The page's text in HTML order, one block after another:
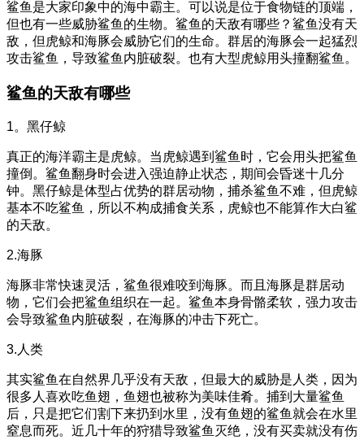
鲨鱼是大家印象中的海中霸主。可以说是位于食物链的顶端，
但也有一些威胁鲨鱼的生物。鲨鱼的天敌有哪些？鲨鱼没有天
敌，但虎鲸和海豚会威胁它们的生命。群居的海豚会一起猛烈
攻击鲨鱼，导致鲨鱼内脏破裂。也有大型虎鲸用头撞翻鲨鱼。
鲨鱼的天敌有哪些
1。黑仔鲸
真正的海洋霸主是虎鲸。当虎鲸遇到鲨鱼时，它会用头把鲨鱼
撞倒。鲨鱼翻身时会进入强迫静止状态，期间会昏迷十几分
钟。黑仔鲸是体型占优势的群居动物，捕杀鲨鱼不难，但虎鲸
基本不吃鲨鱼，所以不构成捕食关系，虎鲸也不能算作大白鲨
的天敌。
2.海豚
海豚非常快速灵活，鲨鱼很难咬到海豚。而且海豚是群居动
物，它们会把鲨鱼组织在一起。鲨鱼本身骨骼柔软，强力攻击
会导致鲨鱼内脏破裂，在海豚的冲击下死亡。
3.人类
其实鲨鱼在自然界几乎没有天敌，但最大的威胁是人类，因为
很多人喜欢吃鱼翅，鱼翅也被称为美味佳肴。捕到大量鲨鱼
后，只是把它们割下来扔到水里，没有鱼翅的鲨鱼就会在水里
窒息而死。近几十年的狩猎导致鲨鱼灭绝，没有买卖就没有伤